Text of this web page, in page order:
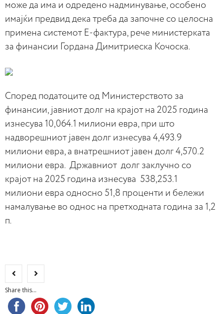
може да има и одредено надминување, особено
имајќи предвид дека треба да започне со целосна
примена системот Е-фактура, рече министерката
за финансии Гордана Димитриеска Кочоска.
Според податоците од Министерството за
финансии, јавниот долг на крајот на 2025 година
изнесува 10,064.1 милиони евра, при што
надворешниот јавен долг изнесува 4,493.9
милиони евра, а внатрешниот јавен долг 4,570.2
милиони евра. Државниот долг заклучно со
крајот на 2025 година изнесува 538,253.1
милиони евра односно 51,8 проценти и бележи
намалување во однос на претходната година за 1,2
п.
Share this...